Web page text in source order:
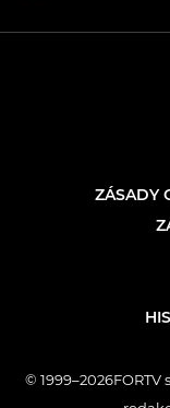
ZÁSADY
©